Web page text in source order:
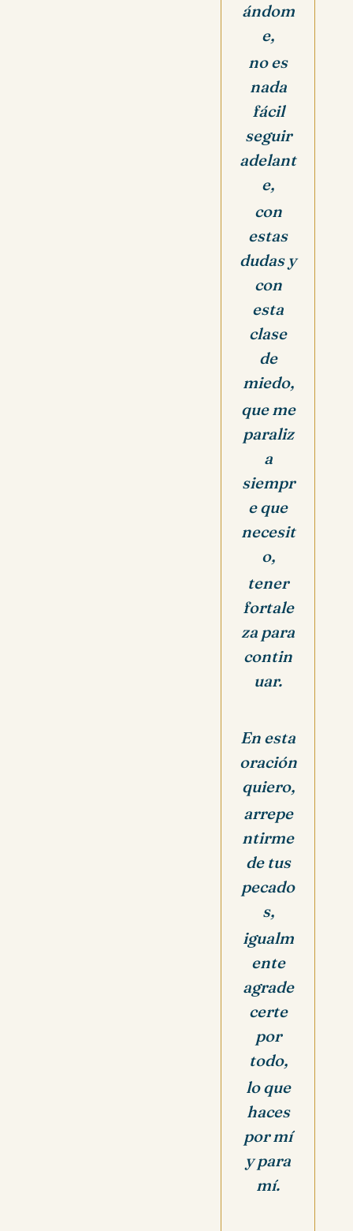
ándom
e,
no es
nada
fácil
seguir
adelant
e,
con
estas
dudas y
con
esta
clase
de
miedo,
que me
paraliz
a
siempr
e que
necesit
o,
tener
fortale
za para
contin
uar.
En esta
oración
quiero,
arrepe
ntirme
de tus
pecado
s,
igualm
ente
agrade
certe
por
todo,
lo que
haces
por mí
y para
mí.